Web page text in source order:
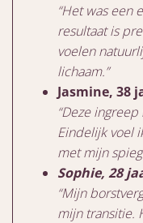
“Het was een
resultaat is
voelen
lichaam.”
Jasmine, 38
“Deze
Eindelijk voel
met mijn
Sophie, 28
“Mijn
mijn transitie.